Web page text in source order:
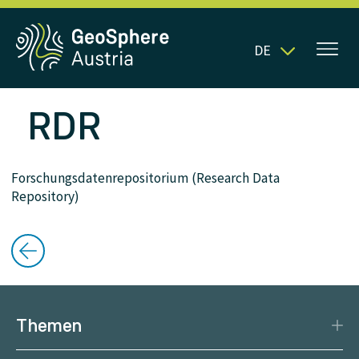
DE
RDR
Forschungsdatenrepositorium (Research Data
Repository)
Themen